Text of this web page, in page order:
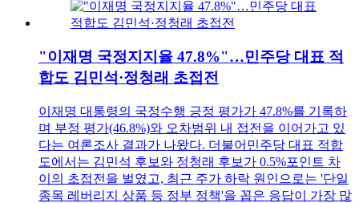
"이재명 국정지지율 47.8%"…민주당 대표 적
합도 김민석·정청래 초접전
이재명 대통령의 국정수행 긍정 평가가 47.8%를 기록하
며 부정 평가(46.8%)와 오차범위 내 접전을 이어가고 있
다는 여론조사 결과가 나왔다. 더불어민주당 대표 적합
도에서는 김민석 후보와 정청래 후보가 0.5%포인트 차
이의 초접전을 벌였고, 최근 주가 하락 원인으로는 '단일
종목 레버리지 상품 등 정부 정책'을 꼽은 응답이 가장 많